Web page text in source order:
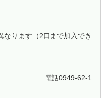
ます（2口まで加入でき
電話0949-62-1